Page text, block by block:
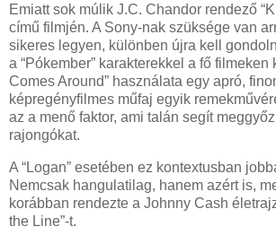
Emiatt sok múlik J.C. Chandor rendező
című filmjén. A Sony-nak szüksége van
sikeres legyen, különben újra kell
a “Pókember” karakterekkel a fő filmeken
Comes Around” használata egy apró,
képregényfilmes műfaj egyik
az a menő faktor, ami talán segít
rajongókat.
A “Logan” esetében ez kontextusban
Nemcsak hangulatilag, hanem azért is,
korábban rendezte a Johnny Cash
the Line”-t.